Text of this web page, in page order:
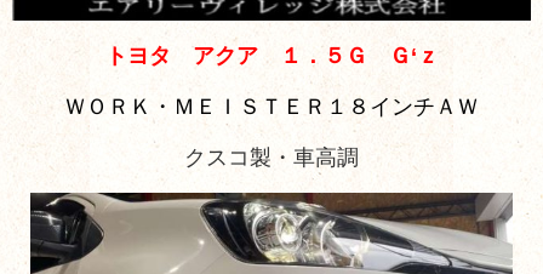
トヨタ アクア １．５Ｇ Ｇ‘ｚ
ＷＯＲＫ・ＭＥＩＳＴＥＲ１８インチＡＷ
クスコ製・車高調